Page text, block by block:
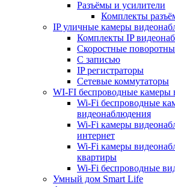
Разъёмы и усилители
Комплекты
IP уличные камеры
Комплекты IP
Скоростные
С записью
IP регистраторы
Сетевые коммутаторы
WI-FI беспроводные камеры
Wi-Fi беспроводные
видеонаблюдения
Wi-Fi камеры
интернет
Wi-Fi камеры
квартиры
Wi-Fi беспроводные
Умный дом Smart Life